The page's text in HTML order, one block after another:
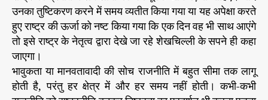
उनका तुष्टिकरण करने में समय व्यतीत किया गया या यह अपेक्षा करते
हुए राष्ट्र की ऊर्जा को नष्ट किया गया कि एक दिन वह भी साथ आएंगे
तो इसे राष्ट्र के नेतृत्व द्वारा देखे जा रहे शेखचिल्ली के सपने ही कहा
जाएगा।
भावुकता या मानवतावादी की सोच राजनीति में बहुत सीमा तक लागू
होती है, परंतु हर क्षेत्र में और हर समय नहीं होती। कभी-कभी